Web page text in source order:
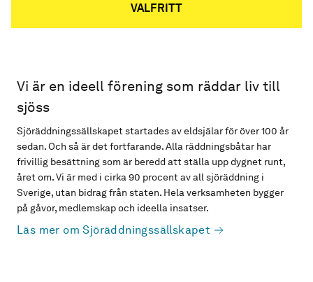
VALFRITT
Vi är en ideell förening som räddar liv till
sjöss
Sjöräddningssällskapet startades av eldsjälar för över 100 år
sedan. Och så är det fortfarande. Alla räddningsbåtar har
frivillig besättning som är beredd att ställa upp dygnet runt,
året om. Vi är med i cirka 90 procent av all sjöräddning i
Sverige, utan bidrag från staten. Hela verksamheten bygger
på gåvor, medlemskap och ideella insatser.
Läs mer om Sjöräddningssällskapet